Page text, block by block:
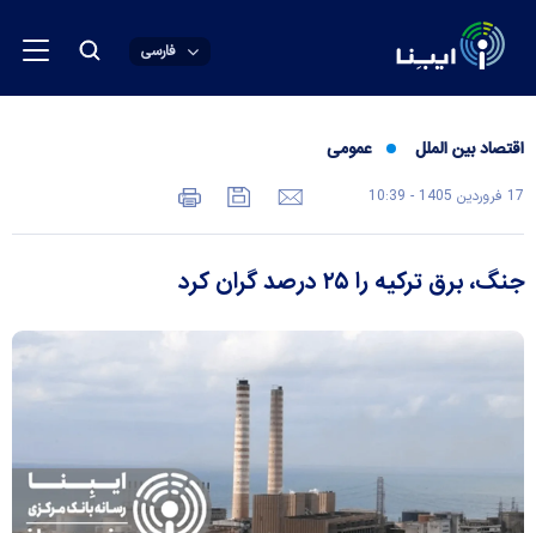
فارسی
اقتصاد بین الملل عمومی
17 فروردين 1405 - 10:39
جنگ، برق ترکیه را ۲۵ درصد گران کرد